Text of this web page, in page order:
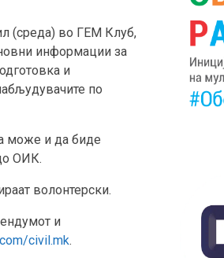
(среда) во ГЕМ Клуб,
информации за
и
по
може и да биде
ОИК.
волонтерски.
и
civil.mk.